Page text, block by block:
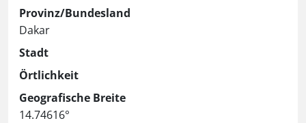
Provinz/Bundesland
Dakar
Stadt
Örtlichkeit
Geografische Breite
14.74616°